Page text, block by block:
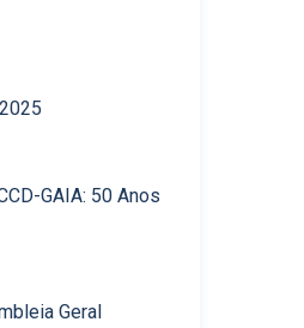
GAIA: 50 Anos
Geral